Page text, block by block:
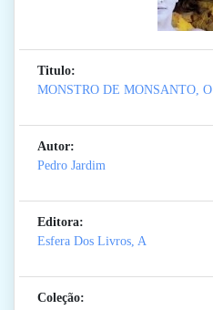
Titulo:
MONSTRO DE MONSANTO, O
Autor:
Pedro Jardim
Editora:
Esfera Dos Livros, A
Coleção: